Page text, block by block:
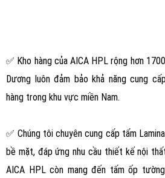
✅ Kho hàng của AICA HPL rộng hơn
Dương luôn đảm bảo khả năng cung
hàng trong khu vực miền Nam.
✅ Chúng tôi chuyên cung cấp tấm
bề mặt, đáp ứng nhu cầu thiết kế nội
AICA HPL còn mang đến tấm ốp